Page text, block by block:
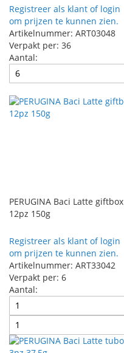
Registreer als klant of login
om prijzen te kunnen zien.
Artikelnummer: ART03048
Verpakt per: 36
Aantal:
PERUGINA Baci Latte giftbox
12pz 150g
Registreer als klant of login
om prijzen te kunnen zien.
Artikelnummer: ART33042
Verpakt per: 6
Aantal: